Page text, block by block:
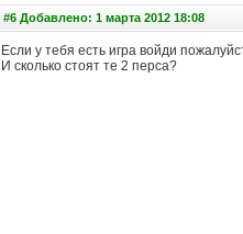
#6 Добавлено: 1 марта 2012 18:08
Если у тебя есть игра войди
И сколько стоят те 2 перса?